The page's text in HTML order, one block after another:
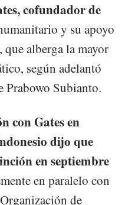
cofundador de
y su apoyo
que alberga la mayor
según adelantó
Prabowo Subianto.
con Gates en
dijo que
en septiembre
en paralelo con
de